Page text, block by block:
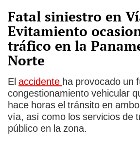
Fatal siniestro en
Evitamiento
tráfico en la
Norte
El accidente ha provocado un
congestionamiento vehicular
hace horas el tránsito en
vía, así como los servicios de
público en la zona.